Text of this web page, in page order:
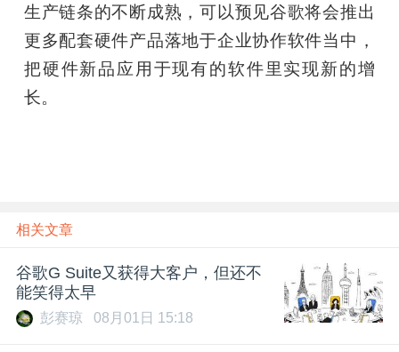
生产链条的不断成熟，可以预见谷歌将会推出
更多配套硬件产品落地于企业协作软件当中，
把硬件新品应用于现有的软件里实现新的增
长。
相关文章
谷歌G Suite又获得大客户，但还不
能笑得太早
彭赛琼 08月01日 15:18